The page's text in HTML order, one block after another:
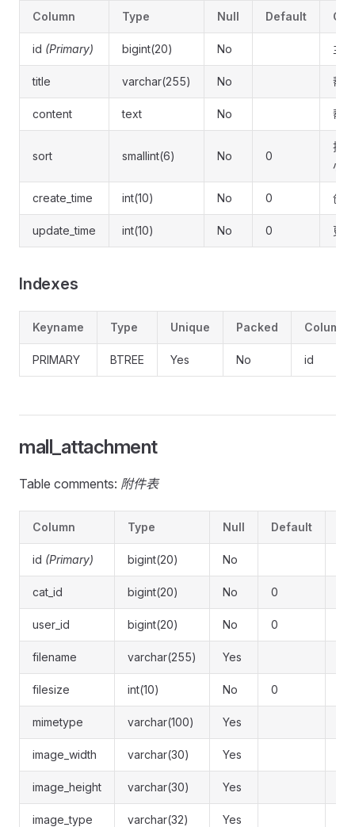
Column Type Null Default
id (Primary) bigint(20) No 主
title varchar(255) No 帮
content text No 帮
sort smallint(6) No 0
排
小
create_time int(10) No 0 创
update_time int(10) No 0 更
Indexes
Keyname Type Unique Packed Column
PRIMARY BTREE Yes No id
mall_attachment
Table comments: 附件表
Column Type Null Default
id (Primary) bigint(20) No
cat_id bigint(20) No 0
user_id bigint(20) No 0
filename varchar(255) Yes
filesize int(10) No 0
mimetype varchar(100) Yes
image_width varchar(30) Yes
image_height varchar(30) Yes
image_type varchar(32) Yes